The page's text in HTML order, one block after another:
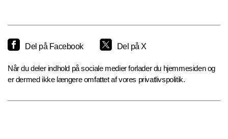
Del på Facebook Del på X
Når du deler indhold på sociale medier forlader du hjemmesiden og
er dermed ikke længere omfattet af vores privatlivspolitik.